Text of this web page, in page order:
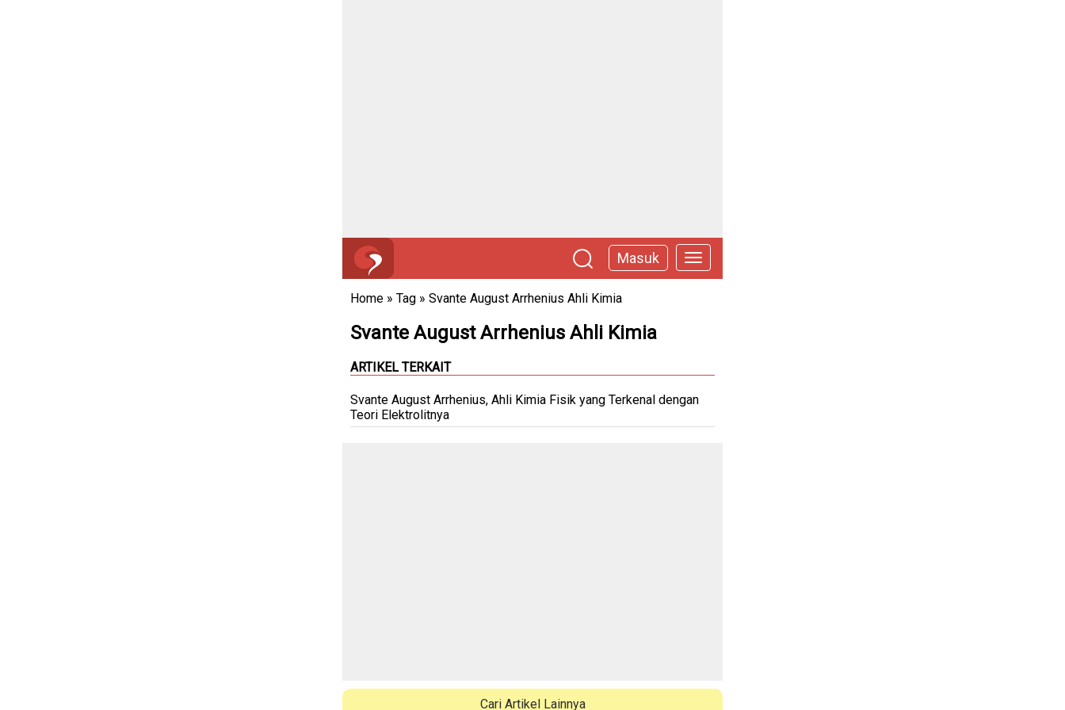
Masuk
Home » Tag » Svante August Arrhenius Ahli Kimia
Svante August Arrhenius Ahli Kimia
ARTIKEL TERKAIT
Svante August Arrhenius, Ahli Kimia Fisik yang Terkenal dengan
Teori Elektrolitnya
Cari Artikel Lainnya